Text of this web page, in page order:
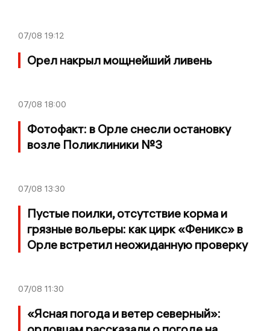
07/08 19:12
Орел накрыл мощнейший ливень
07/08 18:00
Фотофакт: в Орле снесли остановку
возле Поликлиники №3
07/08 13:30
Пустые поилки, отсутствие корма и
грязные вольеры: как цирк «Феникс» в
Орле встретил неожиданную проверку
07/08 11:30
«Ясная погода и ветер северный»: